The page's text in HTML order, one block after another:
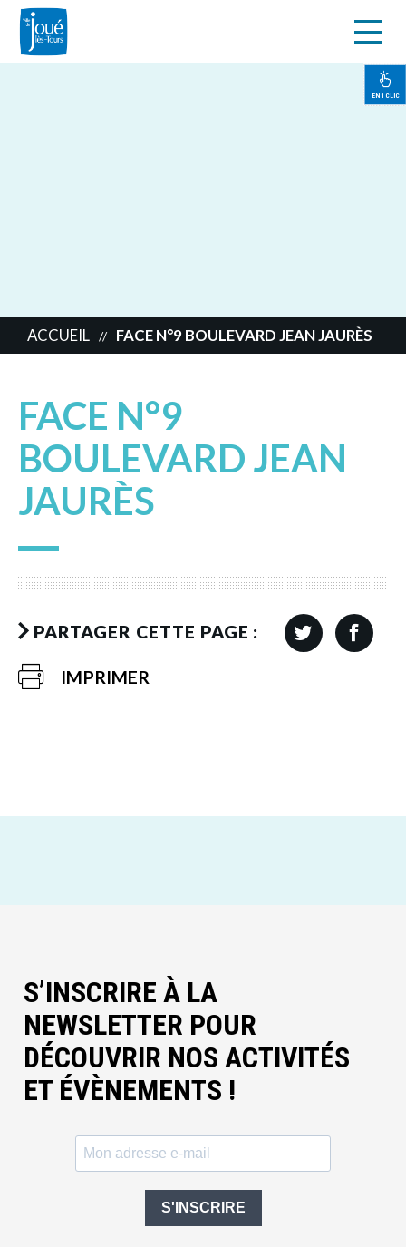
EN 1 CLIC
ACCUEIL // FACE N°9 BOULEVARD JEAN JAURÈS
FACE N°9
BOULEVARD JEAN
JAURÈS
PARTAGER CETTE PAGE :
IMPRIMER
S’INSCRIRE À LA
NEWSLETTER POUR
DÉCOUVRIR NOS ACTIVITÉS
ET ÉVÈNEMENTS !
S'INSCRIRE